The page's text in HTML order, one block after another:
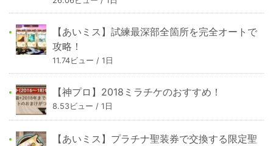
【あいミス】試練最深部全箇所を完全オートで
攻略！
11.74ビュー / 1日
【神プロ】2018ミラチケのおすすめ！
8.53ビュー / 1日
【あいミス】プラチナ聖装券で交換する限定聖